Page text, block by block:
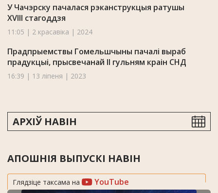
У Чачэрску пачалася рэканструкцыя ратушы
XVIII стагоддзя
11:05 | 2 красавіка | 2024
Прадпрыемствы Гомельшчыны пачалі выраб
прадукцыі, прысвечанай II гульням краін СНД
16:39 | 13 ліпеня | 2023
АРХІЎ НАВІН
АПОШНІЯ ВЫПУСКІ НАВІН
Глядзіце таксама на YouTube